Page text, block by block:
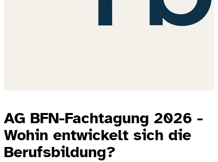
AG BFN-Fachtagung 2026 -
Wohin entwickelt sich die
Berufsbildung?